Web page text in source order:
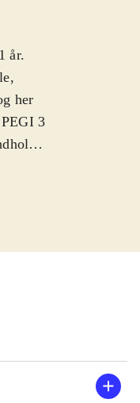
år.
her
3
hente